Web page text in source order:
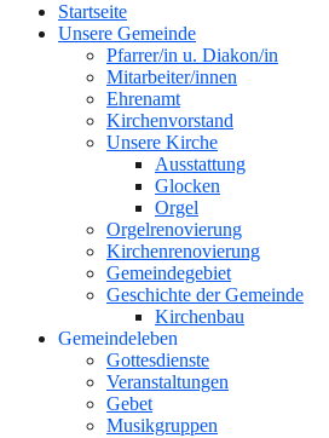
oben
Startseite
Unsere Gemeinde
Pfarrer/in u. Diakon/in
Mitarbeiter/innen
Ehrenamt
Kirchenvorstand
Unsere Kirche
Ausstattung
Glocken
Orgel
Orgelrenovierung
Kirchenrenovierung
Gemeindegebiet
Geschichte der Gemeinde
Kirchenbau
Gemeindeleben
Gottesdienste
Veranstaltungen
Gebet
Musikgruppen